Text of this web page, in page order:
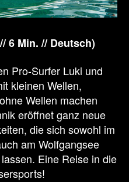
6 Min. //Deutsch)
Pro-Surfer Luki und
kleinen Wellen,
Wellen machen
eröffnet ganz neue
die sich sowohl im
am Wolfgangsee
Eine Reise in die